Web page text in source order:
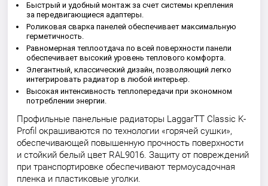
Быстрый и удобный монтаж за счет системы крепления
за передвигающиеся адаптеры.
Роликовая сварка панелей обеспечивает максимальную
герметичность.
Равномерная теплоотдача по всей поверхности панели
обеспечивает высокий уровень теплового комфорта.
Элегантный, классический дизайн, позволяющий легко
интегрировать радиатор в любой интерьер.
Высокая интенсивность теплопередачи при экономном
потреблении энергии.
Профильные панельные радиаторы LaggarTT Classic K-
Profil окрашиваются по технологии «горячей сушки»,
обеспечивающей повышенную прочность поверхности
и стойкий белый цвет RAL9016. Защиту от повреждений
при транспортировке обеспечивают термоусадочная
пленка и пластиковые уголки.